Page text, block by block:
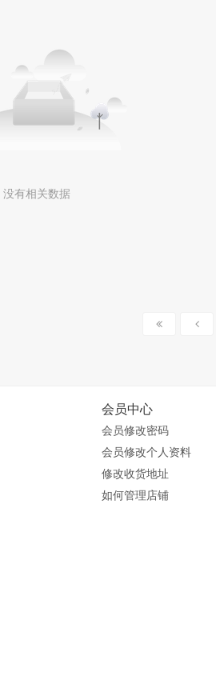
没有相关数据
会员中心
会员修改密码
会员修改个人资料
修改收货地址
如何管理店铺